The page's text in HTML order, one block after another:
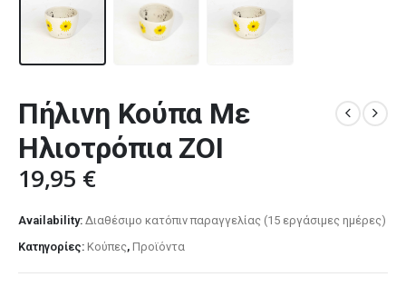
Πήλινη Κούπα Με
Ηλιοτρόπια ZOI
19,95 €
Availability: Διαθέσιμο κατόπιν παραγγελίας (15 εργάσιμες ημέρες)
Κατηγορίες: Κούπες, Προϊόντα